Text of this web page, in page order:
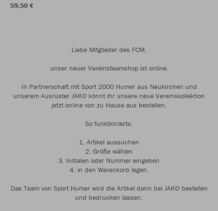
59,50 €
Liebe Mitglieder des FCM,
unser neuer Vereinsteamshop ist online.
In Partnerschaft mit Sport 2000 Humer aus Neukirchen und
unserem Ausrüster JAKO könnt ihr unsere neue Vereinskollektion
jetzt online von zu Hause aus bestellen.
So funktionierts:
1. Artikel aussuchen
2. Größe wählen
3. Initialen oder Nummer eingeben
4. in den Warenkorb legen.
Das Team von Sport Humer wird die Artikel dann bei JAKO bestellen
und bedrucken lassen.